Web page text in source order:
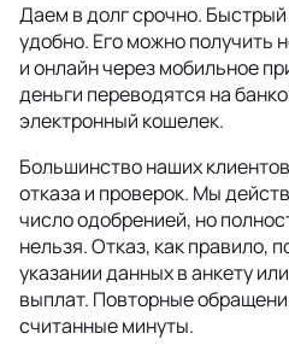
Даем в долг срочно.
удобно. Его можно получить
и онлайн через мобильное
деньги переводятся на
электронный кошелек.
Большинство наших
отказа и проверок. Мы
число одобренией, но
нельзя. Отказ, как правило,
указании данных в анкету
выплат. Повторные
считанные минуты.